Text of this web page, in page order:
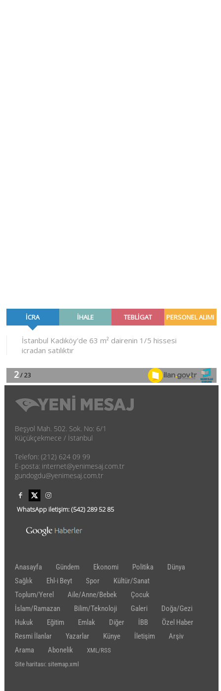
Beşyol Mah. 502. Sok. No: 6/1
Küçükçekmece / İstanbul
Telefon: (212) 624 09 99
E-posta: internet@yenimesaj.com.tr
gundogdu@yenimesaj.com.tr
WhatsApp iletişim:(542)289 52 85
Anasayfa Gündem Ekonomi Politika
Dünya
Sağlık
Ehl-i Beyt Spor
Kültür/Sanat
Toplum/Yerel
Aile/Anne/Bebek
Çocuk
İslam/Ramazan
Bilim/Teknoloji Galeri
Doğa/Gezi
Hukuk
Eğitim Emlak Diğer İBB
Özel Haber
Resmi İlanlar
Yazarlar Künye İletişim
Arşiv
Arama
Abonelik
XML/RSS
Site haritası: sitemap.xml